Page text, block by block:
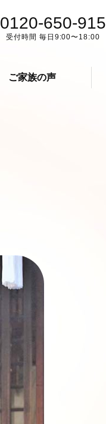
0120-650-915
受付時間 毎日9:00〜18:00
ご家族の声